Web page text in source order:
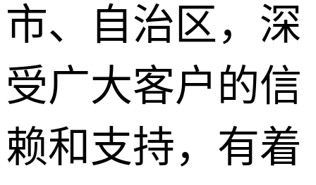
市、自治区，深
受广大客户的信
赖和支持，有着